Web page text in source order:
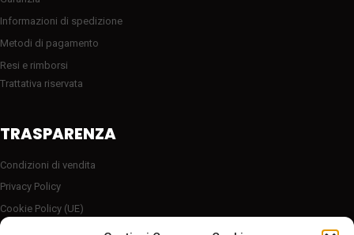
Informazioni di spedizione
Metodi di pagamento
Resi e rimborsi
Trattativa riservata
TRASPARENZA
Condizioni di vendita
Privacy Policy
Cookie Policy (UE)
Server sicuro HTTP2/SSL